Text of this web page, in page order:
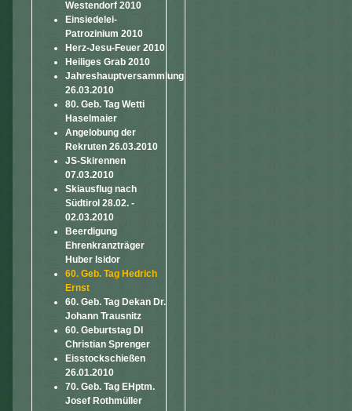
Westendorf 2010
Einsiedelei-
Patrozinium 2010
Herz-Jesu-Feuer 2010
Heiliges Grab 2010
Jahreshauptversammlung
26.03.2010
80. Geb. Tag Wetti
Haselmaier
Angelobung der
Rekruten 26.03.2010
JS-Skirennen
07.03.2010
Skiausflug nach
Südtirol 28.02. -
02.03.2010
Beerdigung
Ehrenkranzträger
Huber Isidor
60. Geb. Tag Hedrich
Ernst
60. Geb. Tag Dekan Dr.
Johann Trausnitz
60. Geburtstag DI
Christian Sprenger
Eisstockschießen
26.01.2010
70. Geb. Tag EHptm.
Josef Rothmüller